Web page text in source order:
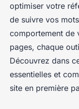
optimiser votre
de suivre vos
comportement de
pages, chaque
Découvrez dans
essentielles et
site en première